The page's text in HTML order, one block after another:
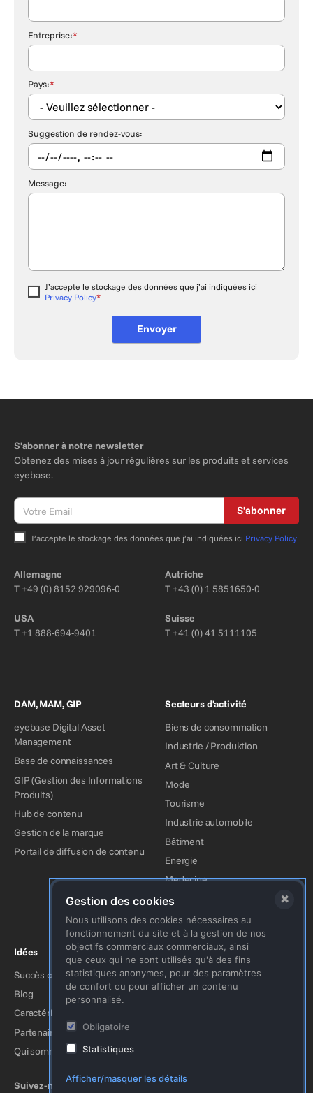
Entreprise:*
Pays:*
Suggestion de rendez-vous:
Message:
J’accepte le stockage des données que j’ai indiquées ici
Privacy Policy*
Envoyer
S'abonner à notre newsletter
Obtenez des mises à jour régulières sur les produits et services
eyebase.
S'abonner
J’accepte le stockage des données que j’ai indiquées ici Privacy Policy
Allemagne
T+49 (0) 8152 929096-0
Autriche
T+43 (0) 1 5851650-0
USA
T+1 888-694-9401
Suisse
T+41 (0) 41 5111105
DAM, MAM, GIP
eyebase Digital Asset
Management
Base de connaissances
GIP (Gestion des Informations
Produits)
Hub de contenu
Gestion de la marque
Portail de diffusion de contenu
Secteurs d'activité
Biens de consommation
Industrie / Produktion
Art & Culture
Mode
Tourisme
Industrie automobile
Bâtiment
Energie
Medecine
Services financiers
Organismes & Associations
Idées
Succès clients
Blog
Caractéristiques
Partenaire
Qui sommes-nous
À propos de nous
Contact
Mentions légales
Suivez-nous !
Gestion des cookies
Nous utilisons des cookies nécessaires au
fonctionnement du site et à la gestion de nos
objectifs commerciaux commerciaux, ainsi
que ceux qui ne sont utilisés qu'à des fins
statistiques anonymes, pour des paramètres
de confort ou pour afficher un contenu
personnalisé.
Obligatoire
Statistiques
Afficher/masquer les détails
✖